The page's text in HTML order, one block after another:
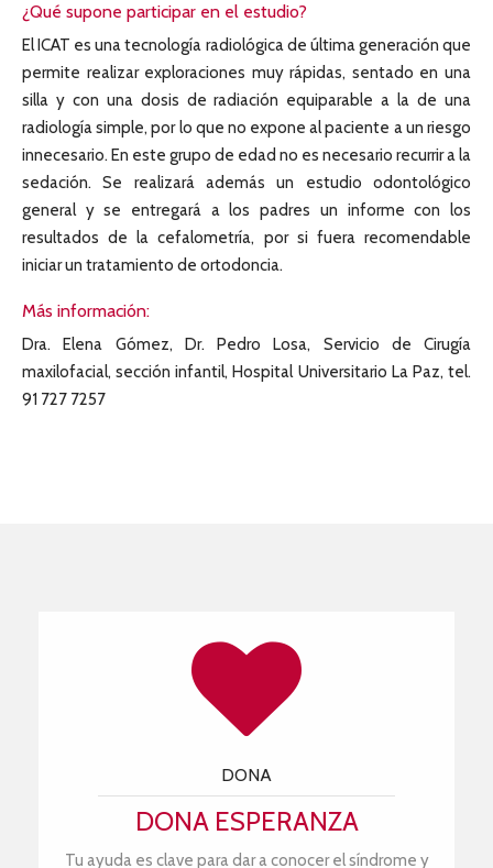
¿Qué supone participar en el estudio?
El ICAT es una tecnología radiológica de última generación que
permite realizar exploraciones muy rápidas, sentado en una
silla y con una dosis de radiación equiparable a la de una
radiología simple, por lo que no expone al paciente a un riesgo
innecesario. En este grupo de edad no es necesario recurrir a la
sedación. Se realizará además un estudio odontológico
general y se entregará a los padres un informe con los
resultados de la cefalometría, por si fuera recomendable
iniciar un tratamiento de ortodoncia.
Más información:
Dra. Elena Gómez, Dr. Pedro Losa, Servicio de Cirugía
maxilofacial, sección infantil, Hospital Universitario La Paz, tel.
91 727 7257
DONA
DONA ESPERANZA
Tu ayuda es clave para dar a conocer el síndrome y